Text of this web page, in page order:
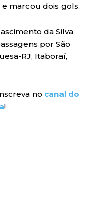
marcou dois gols.
da Silva
por São
RJ, Itaboraí,
no canal do
!